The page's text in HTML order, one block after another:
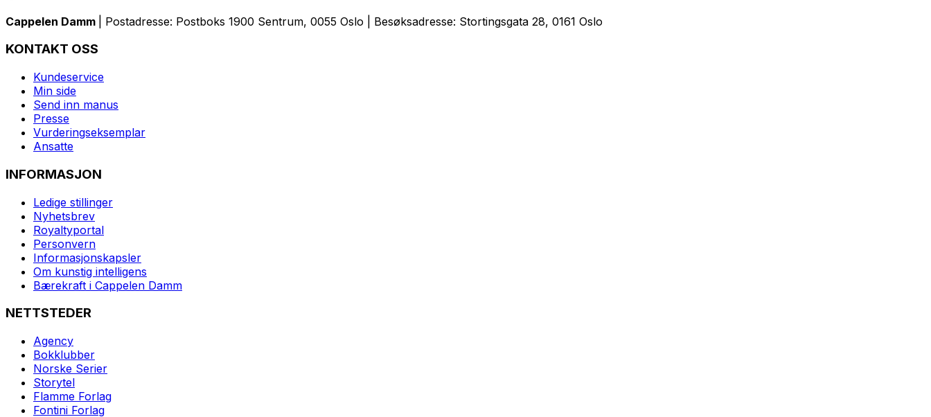
Cappelen Damm | Postadresse: Postboks 1900 Sentrum, 0055 Oslo | Besøksadresse: Stortingsgata 28, 0161 Oslo
KONTAKT OSS
Kundeservice
Min side
Send inn manus
Presse
Vurderingseksemplar
Ansatte
INFORMASJON
Ledige stillinger
Nyhetsbrev
Royaltyportal
Personvern
Informasjonskapsler
Om kunstig intelligens
Bærekraft i Cappelen Damm
NETTSTEDER
Agency
Bokklubber
Norske Serier
Storytel
Flamme Forlag
Fontini Forlag